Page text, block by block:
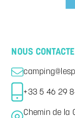
NOUS
+33 5 46 29
Chemin de la